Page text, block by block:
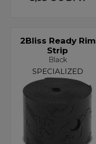
2Bliss Ready Rim
Strip
Black
SPECIALIZED